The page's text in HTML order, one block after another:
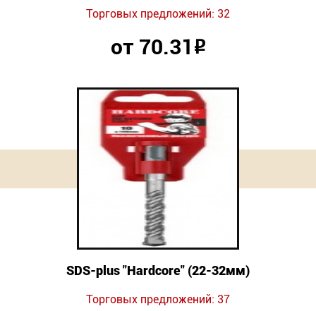
Торговых предложений: 32
от 70.31 Р
SDS-plus "Hardcore" (22-32мм)
Торговых предложений: 37